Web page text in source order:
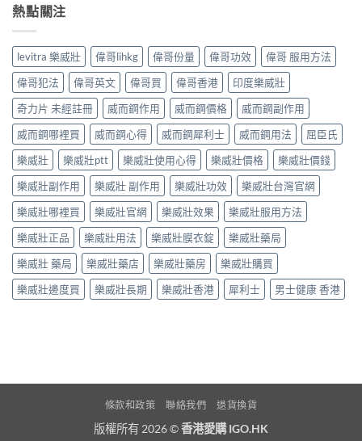
熱點關注
levitra 樂威壯 偉哥lihkg 偉哥份量 偉哥功效
偉哥 服用方法
偉哥犯法
偉哥英文 偉哥買 偉哥香港
印度樂威壯
奇力片 未經註冊
威而鋼作用 威而鋼價格
威而鋼副作用
威而鋼哪裡買
威而鋼心得 威而鋼犀利士 威而鋼用法
屈臣氏
樂威壯
樂威壯ptt 樂威壯使用心得 樂威壯價格
樂威壯價錢
樂威壯副作用
樂威壯 副作用 樂威壯功效
樂威壯台灣官網
樂威壯哪裡買
樂威壯官網 樂威壯效果
樂威壯服用方法
樂威壯正品
樂威壯用法 樂威壯膜衣錠
樂威壯藥局
樂威壯 藥局
樂威壯藥店 樂威壯藥房
樂威壯購買
樂威壯邊度買
樂威壯長期 樂威壯香港 犀利士 男士健康 香港
條款和政策 聯絡我們 退貨換貨
版權所有 2026 ©香港愛購 IGO.HK